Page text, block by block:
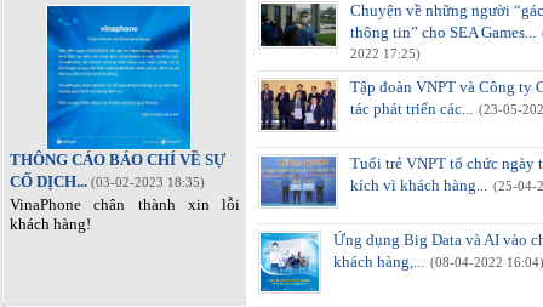
THÔNG CÁO BÁO CHÍ VỀ SỰ
CỐ DỊCH... (03-02-2023 18:35)
VinaPhone chân thành xin lỗi
khách hàng!
Chuyện về những người
thông tin” cho SEA Games...
2022 17:25)
Tập đoàn VNPT và Công ty
tác phát triển các... (23-05-
Tuổi trẻ VNPT tổ chức ngày
kích vì khách hàng... (25-04-
Ứng dụng Big Data và AI vào
khách hàng,... (08-04-2022 16:04)